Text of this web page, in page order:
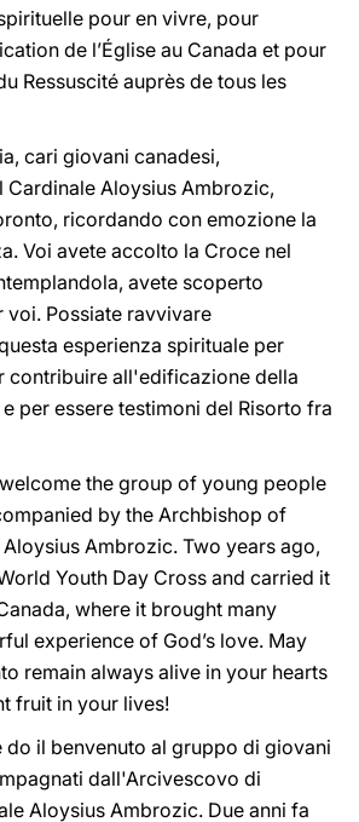
pour en vivre, pour
de l’Église au Canada et pour
Ressuscité auprès de tous les
cari giovani canadesi,
Aloysius Ambrozic,
ricordando con emozione la
Voi avete accolto la Croce nel
avete scoperto
Possiate ravvivare
esperienza spirituale per
contribuire all'edificazione della
per essere testimoni del Risorto fra
the group of young people
by the Archbishop of
Ambrozic. Two years ago,
Youth Day Cross and carried it
where it brought many
experience of God’s love. May
remain always alive in your hearts
fruit in your lives!
do il benvenuto al gruppo di giovani
dall'Arcivescovo di
Aloysius Ambrozic. Due anni fa